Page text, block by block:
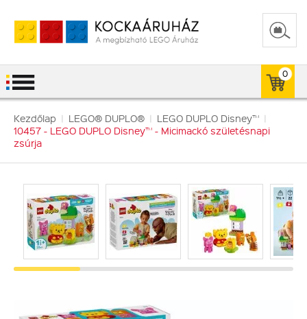
0
Kezdőlap | LEGO® DUPLO® | LEGO DUPLO Disney™ |
10457 - LEGO DUPLO Disney™ - Micimackó születésnapi
zsúrja